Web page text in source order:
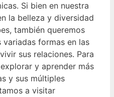
Si bien en nuestra
la belleza y diversidad
también queremos
formas en las
sus relaciones. Para
y aprender más
y sus múltiples
a visitar